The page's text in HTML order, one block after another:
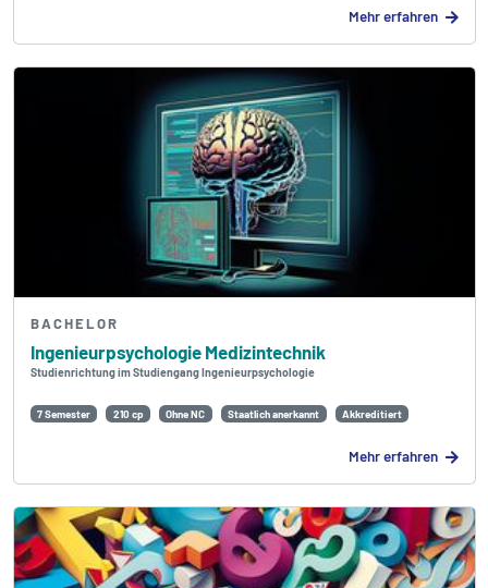
Mehr erfahren
Ingenieur­psychologie Medizintechnik
Studienrichtung im Studiengang Ingenieur­psychologie
BACHELOR
7 Semester 210 cp Ohne NC Staatlich anerkannt Akkreditiert
Mehr erfahren